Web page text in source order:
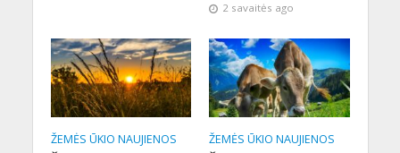
2 savaitės ago
ŽEMĖS ŪKIO NAUJIENOS ŽEMĖS ŪKIO NAUJIENOS